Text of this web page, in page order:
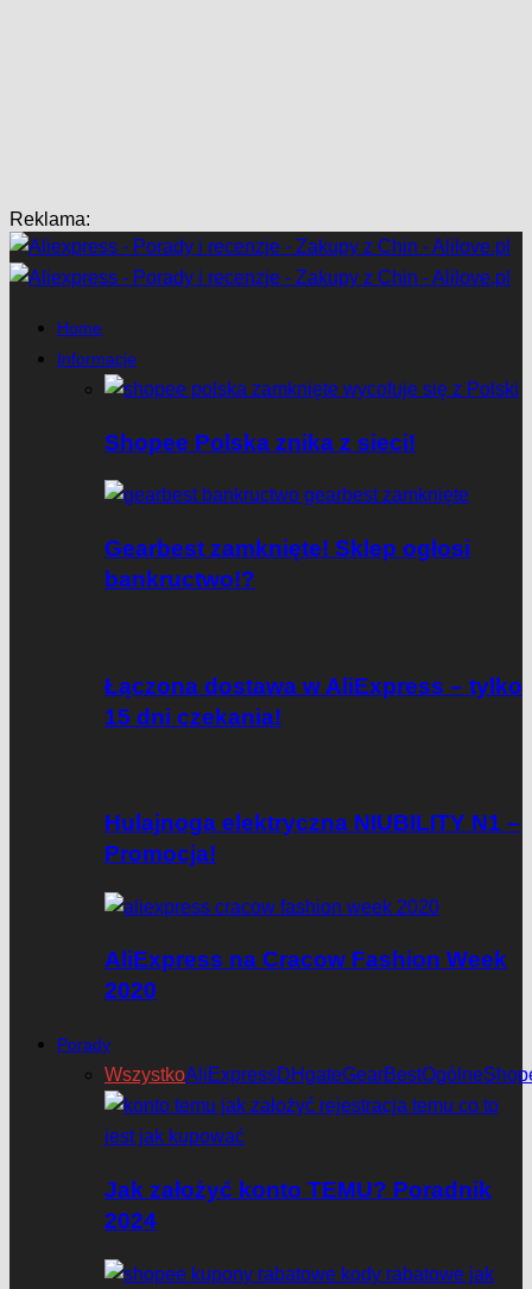
Reklama:
Home
Informacje
Shopee Polska znika z sieci!
Gearbest zamknięte! Sklep ogłosi
bankructwo!?
Łączona dostawa w AliExpress – tylko
15 dni czekania!
Hulajnoga elektryczna NIUBILITY N1 –
Promocja!
AliExpress na Cracow Fashion Week
2020
Porady
WszystkoAliExpressDHgateGearBestOgólne
Jak założyć konto TEMU? Poradnik
2024